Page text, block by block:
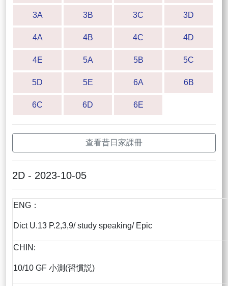
3A 3B 3C 3D
4A 4B 4C 4D
4E 5A 5B 5C
5D 5E 6A 6B
6C 6D 6E
查看昔日家課冊
2D - 2023-10-05
ENG：
Dict U.13 P.2,3,9/ study speaking/ Epic
CHIN:
10/10 GF 小測(習慣説)